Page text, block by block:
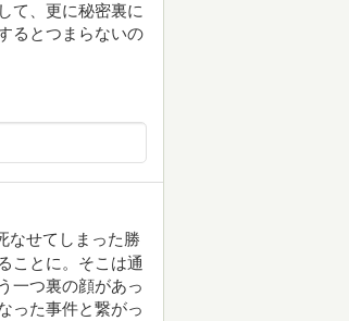
て、更に秘密裏に
るとつまらないの
なせてしまった勝
ことに。そこは通
一つ裏の顔があっ
った事件と繋がっ